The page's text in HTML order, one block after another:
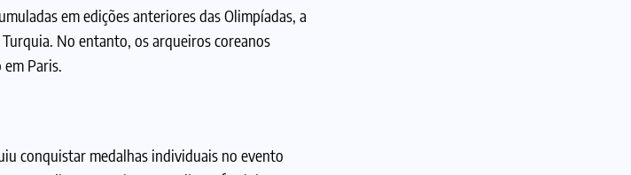
em edições anteriores das Olimpíadas, a
No entanto, os arqueiros coreanos
Paris.
conquistar medalhas individuais no evento